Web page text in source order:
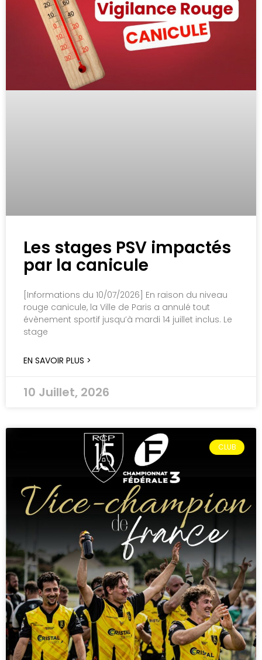
Les stages PSV impactés
par la canicule
[Informations du 10/07/2026] En raison du niveau
rouge canicule, la Ville de Paris a annulé tout
évènement sportif jusqu’à mardi 14 juillet inclus. Le
stage
EN SAVOIR PLUS >
10 Juillet, 2026
CLUB